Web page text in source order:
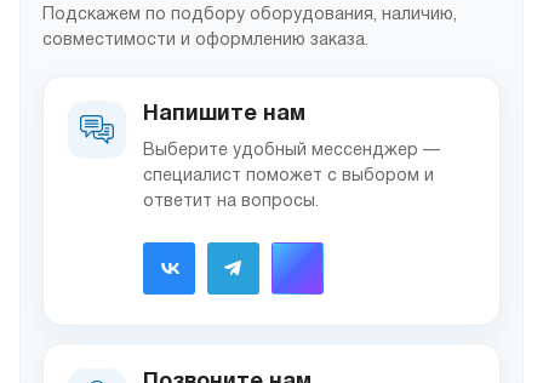
Подскажем по подбору оборудования, наличию,
совместимости и оформлению заказа.
Напишите нам
Выберите удобный мессенджер —
специалист поможет с выбором и
ответит на вопросы.